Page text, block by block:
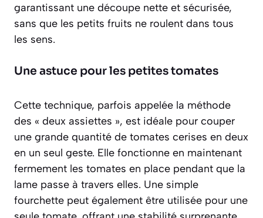
garantissant une découpe nette et sécurisée,
sans que les petits fruits ne roulent dans tous
les sens.
Une astuce pour les petites tomates
Cette technique, parfois appelée la méthode
des « deux assiettes », est idéale pour couper
une grande quantité de tomates cerises en deux
en un seul geste. Elle fonctionne en maintenant
fermement les tomates en place pendant que la
lame passe à travers elles. Une simple
fourchette peut également être utilisée pour une